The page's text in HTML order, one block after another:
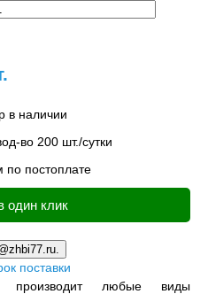
в наличии
во 200 шт./сутки
по постоплате
один клик
поставки
любые виды